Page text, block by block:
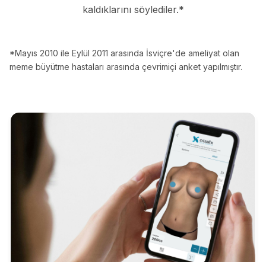
kaldıklarını söylediler.*
*Mayıs 2010 ile Eylül 2011 arasında İsviçre'de ameliyat olan
meme büyütme hastaları arasında çevrimiçi anket yapılmıştır.